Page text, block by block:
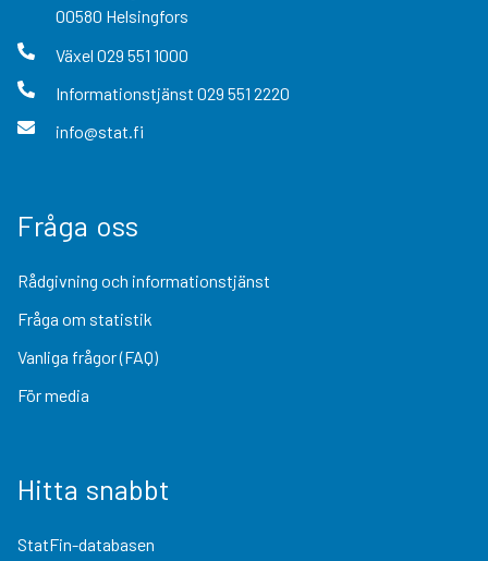
00580 Helsingfors
Växel 029 551 1000
Informationstjänst 029 551 2220
info@stat.fi
Fråga oss
Rådgivning och informationstjänst
Fråga om statistik
Vanliga frågor (FAQ)
För media
Hitta snabbt
StatFin-databasen